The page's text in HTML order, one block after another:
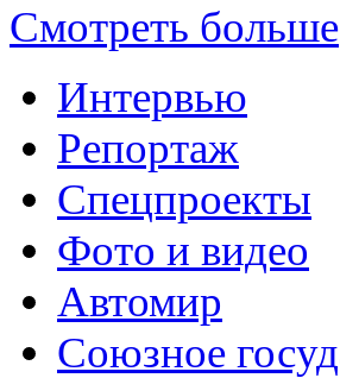
Смотреть больше
Интервью
Репортаж
Спецпроекты
Фото и видео
Автомир
Союзное